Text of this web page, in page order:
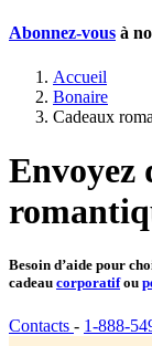
Abonnez-vous à
Accueil
Bonaire
Cadeaux
Envoyez
Besoin d’aide pour
cadeau corporatifou
Contacts - 1-888-